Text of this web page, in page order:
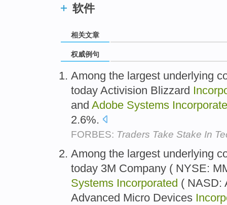
软件
相关文章
权威例句
Among the largest underlying
today Activision Blizzard
and Adobe Systems
2.6%.
FORBES: Traders Take Stake In
Among the largest underlying
today 3M Company ( NYSE:
Systems Incorporated ( NASD:
Advanced Micro Devices